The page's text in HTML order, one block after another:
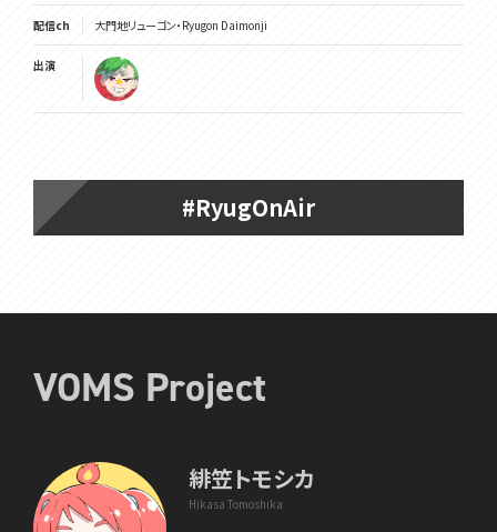
配信ch 大門地リューゴン・Ryugon Daimonji
出演
#RyugOnAir
VOMS Project
緋笠トモシカ
Hikasa Tomoshika